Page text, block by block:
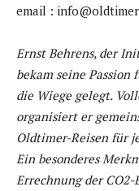
email :
Ernst Behrens, der
bekam seine
die Wiege gelegt.
organisiert er
Oldtimer-Reisen für
Ein besonderes
Errechnung der